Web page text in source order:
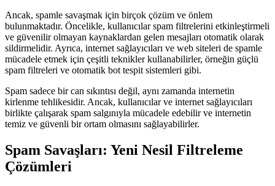
Ancak, spamle savaşmak için birçok çözüm ve önlem
bulunmaktadır. Öncelikle, kullanıcılar spam filtrelerini etkinleştirmeli
ve güvenilir olmayan kaynaklardan gelen mesajları otomatik olarak
sildirmelidir. Ayrıca, internet sağlayıcıları ve web siteleri de spamle
mücadele etmek için çeşitli teknikler kullanabilirler, örneğin güçlü
spam filtreleri ve otomatik bot tespit sistemleri gibi.
Spam sadece bir can sıkıntısı değil, aynı zamanda internetin
kirlenme tehlikesidir. Ancak, kullanıcılar ve internet sağlayıcıları
birlikte çalışarak spam salgınıyla mücadele edebilir ve internetin
temiz ve güvenli bir ortam olmasını sağlayabilirler.
Spam Savaşları: Yeni Nesil Filtreleme
Çözümleri